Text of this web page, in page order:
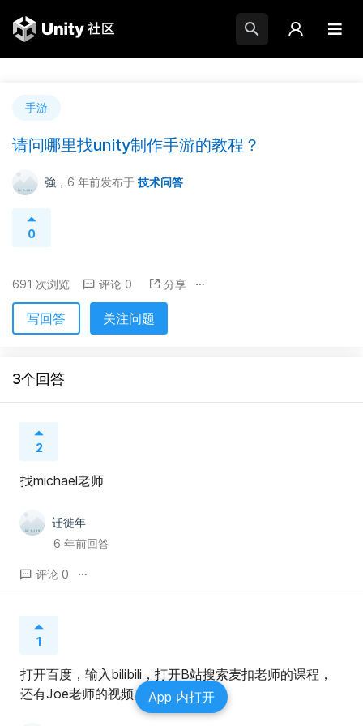
手游
请问哪里找unity制作手游的教程？
強 ，6 年前发布于 技术问答
0
691 次浏览 评论 0 分享
写回答 关注问题
3个回答
2
找michael老师
迁徙年
6 年前回答
评论 0
1
打开百度，输入bilibili，打开B站搜索麦扣老师的课程，
还有Joe老师的视频。 App 内打开